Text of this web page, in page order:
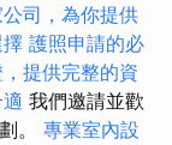
司，為你提供
護照申請的必
提供完整的資
我們邀請並歡
。 專業室內設